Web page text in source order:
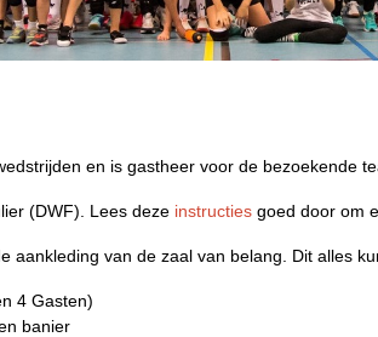
en is gastheer voor de bezoekende
(DWF). Lees deze instructies goed door om
van de zaal van belang. Dit alles
4 Gasten)
banier